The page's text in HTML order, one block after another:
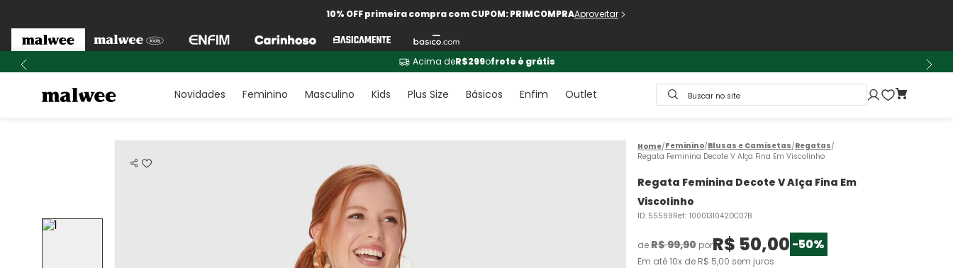
10% OFF primeira compra com CUPOM: PRIMCOMPRAAproveitar
Acima deR$299ofrete é grátis
Novidades Feminino Masculino Kids Plus Size Básicos Enfim Outlet Buscar no site
Feminino Blusas e Camisetas Regatas
Regata Feminina Decote V Alça Fina Em Viscolinho
Regata Feminina Decote V Alça Fina Em
Viscolinho
ID: 55599Ref.: 1000131042DC07B
deR$99,90porR$ 50,00 -50%
Em até10x de R$ 5,00 sem juros